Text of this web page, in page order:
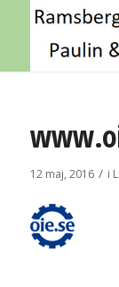
12 maj, 2016 / i